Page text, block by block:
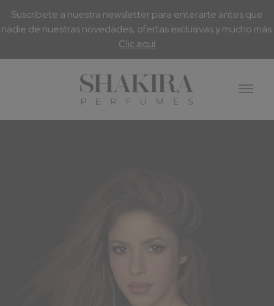
Suscríbete a nuestra newsletter para enterarte antes que
nadie de nuestras novedades, ofertas exclusivas y mucho más.
Clic aquí